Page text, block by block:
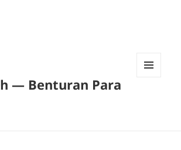
— Benturan Para